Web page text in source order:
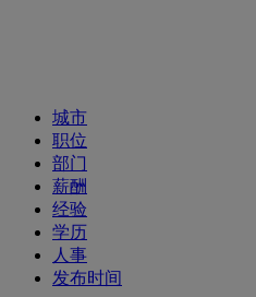
城市
职位
部门
薪酬
经验
学历
人事
发布时间